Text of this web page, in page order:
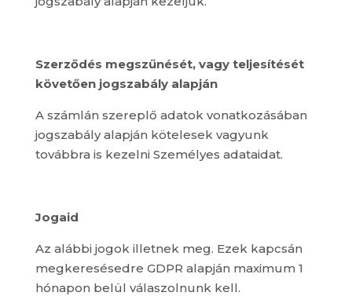
Szerződés megszűnését, vagy teljesítését
követően jogszabály alapján
A számlán szereplő adatok vonatkozásában
jogszabály alapján kötelesek vagyunk
továbbra is kezelni Személyes adataidat.
Jogaid
Az alábbi jogok illetnek meg. Ezek kapcsán
megkeresésedre GDPR alapján maximum 1
hónapon belül válaszolnunk kell.